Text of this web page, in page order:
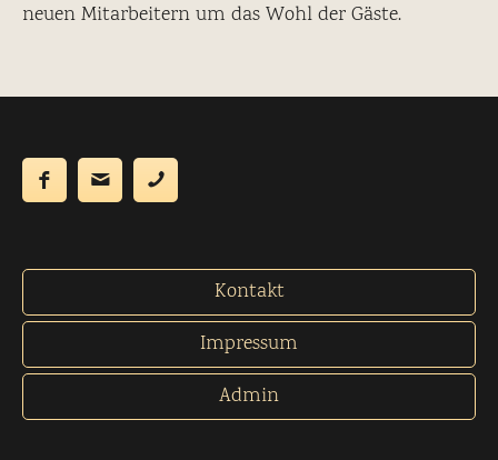
neuen Mitarbeitern um das Wohl der Gäste.
Kontakt
Impressum
Admin